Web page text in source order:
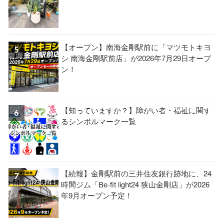
【オープン】南海金剛駅前に「マツモトキヨ
シ 南海金剛駅前店」が2026年7月29日オープ
ン！
【知っていますか？】障がい者・福祉に関す
るシンボルマーク一覧
【続報】金剛駅前の三井住友銀行跡地に、24
時間ジム「Be-fit light24 狭山金剛店」が2026
年9月オープン予定！